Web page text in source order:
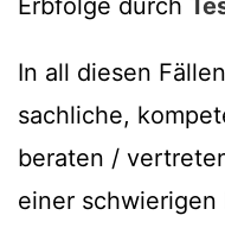
Erbfolge durch
In all diesen
sachliche,
beraten /
einer schwierigen